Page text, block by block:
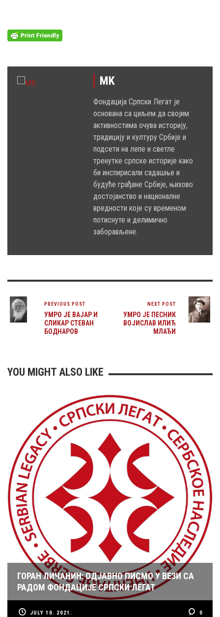
MK
Фондација Српски Легат је
основана са циљем да својим
активностима очува историју,
традицију и културу Србије и
подсети на лепе и светле
тренутке српске историје како
би инспирисали садашње и
будуће грађане Србије, њихово
достојанство и националне
вредности које су временом
потиснуте и делимично
заборављене.
PREVIOUS POST
УМРО ЈЕ ВАЈАР И
СЛИКАР СТЕВАН
БОДНАРОВ
NEXT POST
УМРО ЈЕ ПЕСНИК
ВОЈИСЛАВ ИЛИЋ
МЛАЂИ
YOU MIGHT ALSO LIKE
ГОРАН ЛИЧАНИН: ОДЈАВНО ПИСМО У ВЕЗИ СА
РАДОМ ФОНДАЦИЈЕ СРПСКИ ЛЕГАТ
JULY 10. 2021. 0